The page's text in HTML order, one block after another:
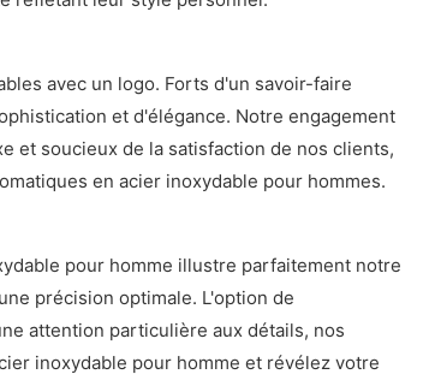
avec un logo. Forts d'un savoir-faire
et d'élégance. Notre engagement
et soucieux de la satisfaction de nos clients,
en acier inoxydable pour hommes.
pour homme illustre parfaitement notre
précision optimale. L'option de
attention particulière aux détails, nos
inoxydable pour homme et révélez votre